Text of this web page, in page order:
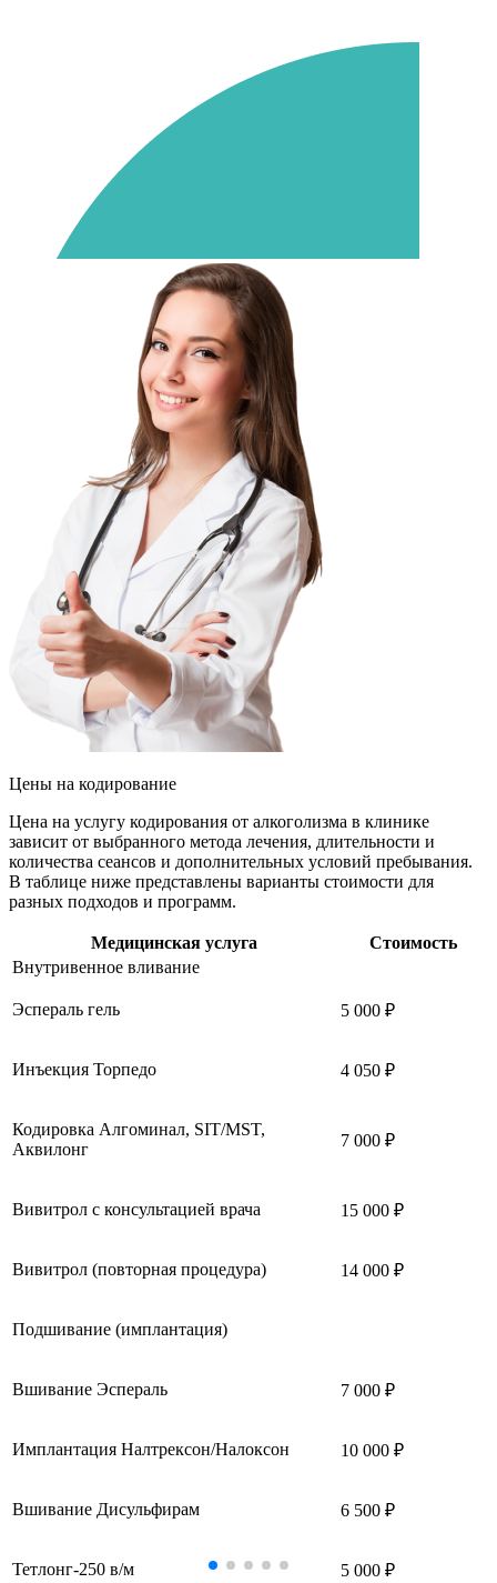
Цены на кодирование
Цена на услугу кодирования от алкоголизма в клинике
зависит от выбранного метода лечения, длительности и
количества сеансов и дополнительных условий пребывания.
В таблице ниже представлены варианты стоимости для
разных подходов и программ.
Медицинская услуга
Стоимость
Внутривенное вливание
Эспераль гель 5 000 ₽
Инъекция Торпедо 4 050 ₽
Кодировка Алгоминал, SIT/MST,
Аквилонг
7 000 ₽
Вивитрол с консультацией врача 15 000 ₽
Вивитрол (повторная процедура) 14 000 ₽
Подшивание (имплантация)
Вшивание Эспераль 7 000 ₽
Имплантация Налтрексон/Налоксон 10 000 ₽
Вшивание Дисульфирам 6 500 ₽
Тетлонг-250 в/м 5 000 ₽